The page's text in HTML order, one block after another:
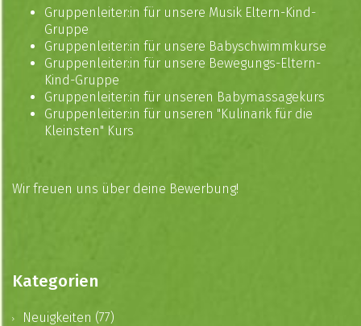
Gruppenleiter:in für unsere Musik Eltern-Kind-
Gruppe
Gruppenleiter:in für unsere Babyschwimmkurse
Gruppenleiter:in für unsere Bewegungs-Eltern-
Kind-Gruppe
Gruppenleiter:in für unseren Babymassagekurs
Gruppenleiter:in für unseren "Kulinarik für die
Kleinsten" Kurs
Wir freuen uns über deine Bewerbung!
Kategorien
Neuigkeiten (77)